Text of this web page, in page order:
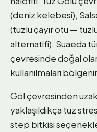
(deniz kelebesi),
(tuzlu çayır otu —
alternatifi), Suaeda
çevresinde doğal
kullanılmaları
Göl çevresinden
yaklaşıldıkça tuz
step bitkisi